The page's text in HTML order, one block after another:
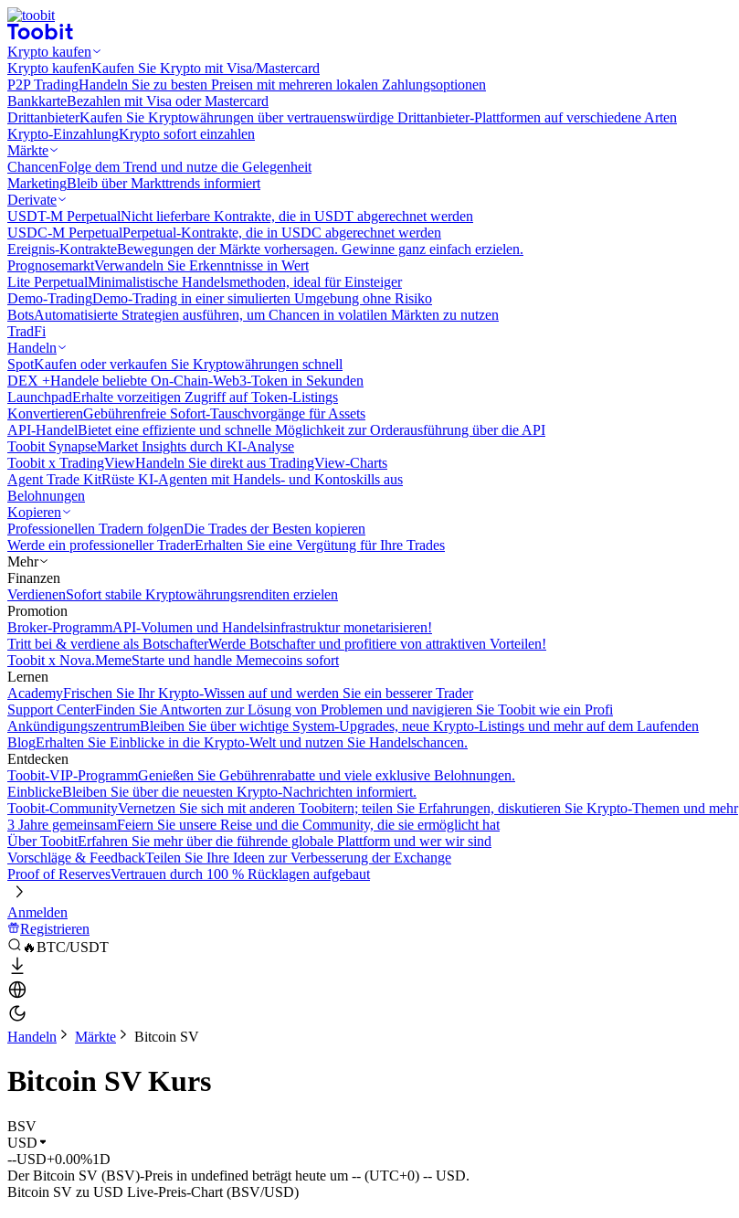
Krypto kaufen
Krypto kaufenKaufen Sie Krypto mit Visa/Mastercard
P2P TradingHandeln Sie zu besten Preisen mit mehreren lokalen Zahlungsoptionen
BankkarteBezahlen mit Visa oder Mastercard
DrittanbieterKaufen Sie Kryptowährungen über vertrauenswürdige Drittanbieter-Plattformen auf verschiedene Arten
Krypto-EinzahlungKrypto sofort einzahlen
Märkte
ChancenFolge dem Trend und nutze die Gelegenheit
MarketingBleib über Markttrends informiert
Derivate
USDT-M PerpetualNicht lieferbare Kontrakte, die in USDT abgerechnet werden
USDC-M PerpetualPerpetual-Kontrakte, die in USDC abgerechnet werden
Ereignis-KontrakteBewegungen der Märkte vorhersagen. Gewinne ganz einfach erzielen.
PrognosemarktVerwandeln Sie Erkenntnisse in Wert
Lite PerpetualMinimalistische Handelsmethoden, ideal für Einsteiger
Demo-TradingDemo-Trading in einer simulierten Umgebung ohne Risiko
BotsAutomatisierte Strategien ausführen, um Chancen in volatilen Märkten zu nutzen
TradFi
Handeln
SpotKaufen oder verkaufen Sie Kryptowährungen schnell
DEX +Handele beliebte On-Chain-Web3-Token in Sekunden
LaunchpadErhalte vorzeitigen Zugriff auf Token-Listings
KonvertierenGebührenfreie Sofort-Tauschvorgänge für Assets
API-HandelBietet eine effiziente und schnelle Möglichkeit zur Orderausführung über die API
Toobit SynapseMarket Insights durch KI-Analyse
Toobit x TradingViewHandeln Sie direkt aus TradingView-Charts
Agent Trade KitRüste KI-Agenten mit Handels- und Kontoskills aus
Belohnungen
Kopieren
Professionellen Tradern folgenDie Trades der Besten kopieren
Werde ein professioneller TraderErhalten Sie eine Vergütung für Ihre Trades
Mehr
Finanzen
VerdienenSofort stabile Kryptowährungsrenditen erzielen
Promotion
Broker-ProgrammAPI-Volumen und Handelsinfrastruktur monetarisieren!
Tritt bei & verdiene als BotschafterWerde Botschafter und profitiere von attraktiven Vorteilen!
Toobit x Nova.MemeStarte und handle Memecoins sofort
Lernen
AcademyFrischen Sie Ihr Krypto-Wissen auf und werden Sie ein besserer Trader
Support CenterFinden Sie Antworten zur Lösung von Problemen und navigieren Sie Toobit wie ein Profi
AnkündigungszentrumBleiben Sie über wichtige System-Upgrades, neue Krypto-Listings und mehr auf dem Laufenden
BlogErhalten Sie Einblicke in die Krypto-Welt und nutzen Sie Handelschancen.
Entdecken
Toobit-VIP-ProgrammGenießen Sie Gebührenrabatte und viele exklusive Belohnungen.
EinblickeBleiben Sie über die neuesten Krypto-Nachrichten informiert.
Toobit-CommunityVernetzen Sie sich mit anderen Toobitern; teilen Sie Erfahrungen, diskutieren Sie Krypto-Themen und mehr
3 Jahre gemeinsamFeiern Sie unsere Reise und die Community, die sie ermöglicht hat
Über ToobitErfahren Sie mehr über die führende globale Plattform und wer wir sind
Vorschläge & FeedbackTeilen Sie Ihre Ideen zur Verbesserung der Exchange
Proof of ReservesVertrauen durch 100 % Rücklagen aufgebaut
Anmelden
Registrieren
🔥BTC/USDT
Handeln Märkte Bitcoin SV
Bitcoin SV Kurs
BSV
USD
--USD+0.00%1D
Der Bitcoin SV (BSV)-Preis in undefined beträgt heute um -- (UTC+0) -- USD.
Bitcoin SV zu USD Live-Preis-Chart (BSV/USD)